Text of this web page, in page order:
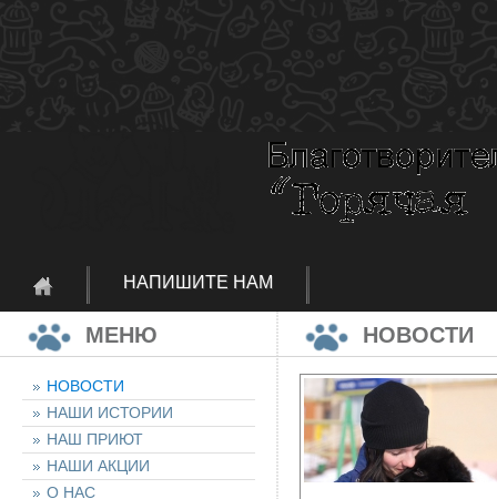
НАПИШИТЕ НАМ
МЕНЮ
НОВОСТИ
НАШИ ИСТОРИИ
НАШ ПРИЮТ
НАШИ АКЦИИ
О НАС
НОВОСТИ